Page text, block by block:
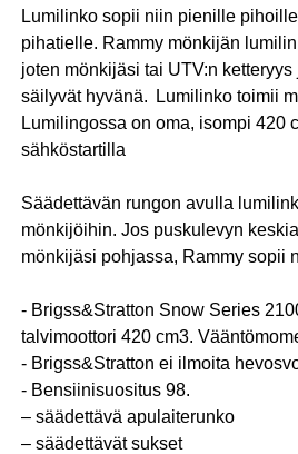
Lumilinko sopii niin pienille
pihatielle. Rammy mönkijän
joten mönkijäsi tai UTV:n
säilyvät hyvänä. Lumilinko toimii
Lumilingossa on oma, isompi 420
sähköstartilla
Säädettävän rungon avulla
mönkijöihin. Jos puskulevyn
mönkijäsi pohjassa, Rammy sopii
- Brigss&Stratton Snow Series
talvimoottori 420 cm3.
- Brigss&Stratton ei ilmoita
- Bensiinisuositus 98.
– säädettävä apulaiterunko
– säädettävät sukset